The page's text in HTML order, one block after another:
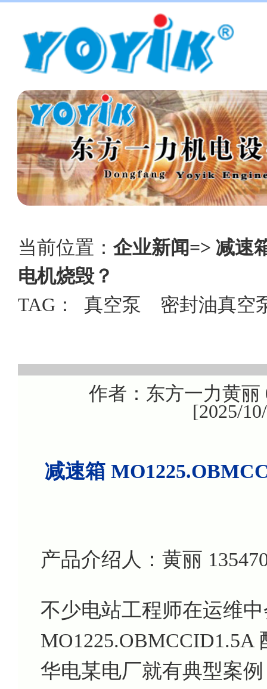
当前位置： 企业新闻=> 减速
电机烧毁？
TAG： 真空泵 密封油真空
作者：东方一力黄丽
[2025/
减速箱
产品介绍人：黄丽
不少电站工程师在运维
华电某电厂就有典型案